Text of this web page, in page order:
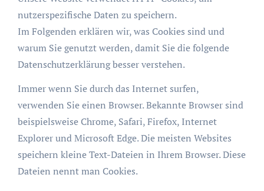
nutzerspezifische Daten zu speichern.
Im Folgenden erklären wir, was Cookies sind und
warum Sie genutzt werden, damit Sie die folgende
Datenschutzerklärung besser verstehen.
Immer wenn Sie durch das Internet surfen,
verwenden Sie einen Browser. Bekannte Browser sind
beispielsweise Chrome, Safari, Firefox, Internet
Explorer und Microsoft Edge. Die meisten Websites
speichern kleine Text-Dateien in Ihrem Browser. Diese
Dateien nennt man Cookies.